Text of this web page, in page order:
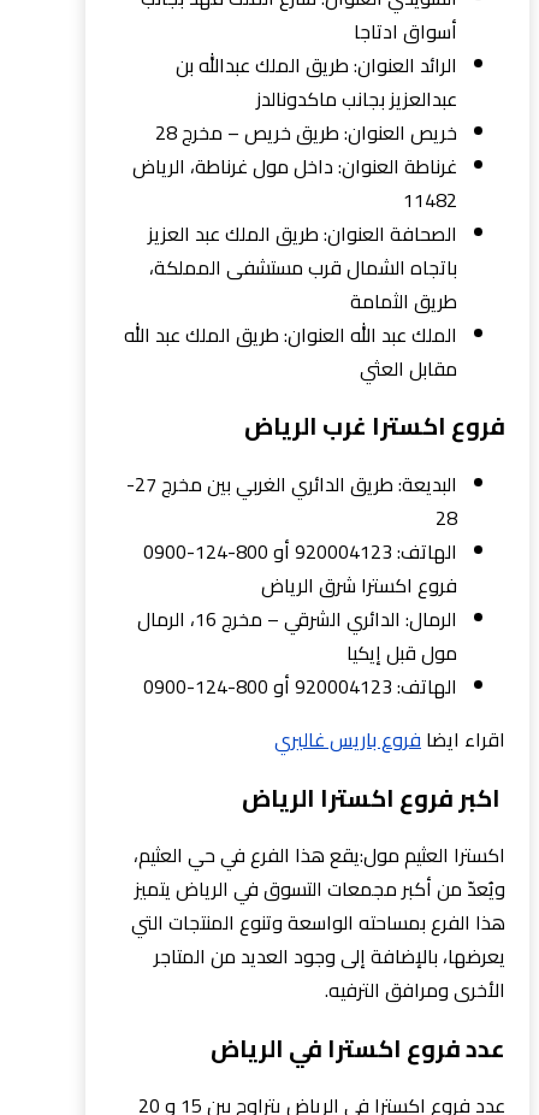
أسواق ادتاجا
الرائد العنوان: طريق الملك عبدالله بن
عبدالعزيز بجانب ماكدونالدز
خريص العنوان: طريق خريص – مخرج 28
غرناطة العنوان: داخل مول غرناطة، الرياض
11482
الصحافة العنوان: طريق الملك عبد العزيز
باتجاه الشمال قرب مستشفى المملكة،
طريق الثمامة
الملك عبد الله العنوان: طريق الملك عبد الله
مقابل العثي
فروع اكسترا غرب الرياض
البديعة: طريق الدائري الغربي بين مخرج 27-
28
الهاتف: 920004123 أو 800-124-0900
فروع اكسترا شرق الرياض
الرمال: الدائري الشرقي – مخرج 16، الرمال
مول قبل إيكيا
الهاتف: 920004123 أو 800-124-0900
اقراء ايضافروع باريس غاليري
اكبر فروع اكسترا الرياض
اكسترا العثيم مول:يقع هذا الفرع في حي العثيم،
ويُعدّ من أكبر مجمعات التسوق في الرياض يتميز
هذا الفرع بمساحته الواسعة وتنوع المنتجات التي
يعرضها، بالإضافة إلى وجود العديد من المتاجر
الأخرى ومرافق الترفيه.
عدد فروع اكسترا في الرياض
عدد فروع اكسترا في الرياض يتراوح بين 15 و 20